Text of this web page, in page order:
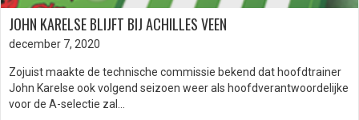
JOHN KARELSE BLIJFT BIJ ACHILLES VEEN
december 7, 2020
Zojuist maakte de technische commissie bekend dat hoofdtrainer
John Karelse ook volgend seizoen weer als hoofdverantwoordelijke
voor de A-selectie zal…